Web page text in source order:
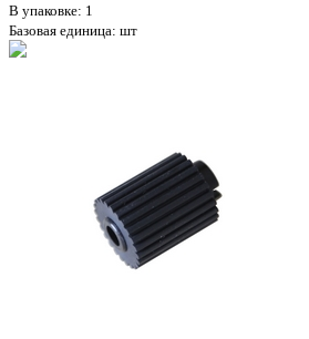
В упаковке: 1
Базовая единица: шт